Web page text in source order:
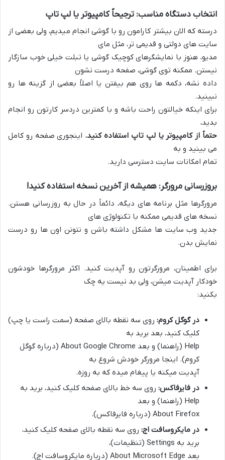
انتخاب دستگاه مناسب: ترجیحاً کامپیوتر یا لپ تاپ
درسته که الان بیشتر کارامون رو با گوشی انجام میدیم، ولی بعضی از
سایت های دولتی و قدیمی تر، مثل مای
مدیو، هنوز با نمایشگرهای کوچیک گوشی یا تبلت خیلی خوب سازگار
نیستن. ممکنه توی گوشی، صفحه درست نشون
داده نشه، دکمه ها روی هم بیفتن یا اصلاً بعضی از گزینه ها رو
نبینید.
برای اینکه خیالتون راحت باشه و با کمترین دردسر کارتون رو انجام
بدید،
حتماً از کامپیوتر یا لپ تاپ استفاده کنید. اینجوری صفحه رو کامل
می بینید و به
تمام امکانات سایت دسترسی دارید.
بروزرسانی مرورگر: همیشه از آخرین نسخه استفاده کنید!
مرورگرها مثل برنامه های دیگه، دائماً در حال به روزرسانی هستن.
نسخه های قدیمی ممکنه با تکنولوژی های
جدید وب سایت ها مشکل داشته باشن و نتونن اون ها رو درست
نمایش بدن.
برای اطمینان، مرورگرتون رو آپدیت کنید. اکثر مرورگرها خودشون
خودکار آپدیت میشن، ولی بد نیست یه چک
بکنید:
در گوگل کروم: روی سه نقطه بالای صفحه (سمت راست یا چپ)
کلیک کنید، بعد برید به
Help (راهنما) و بعد About Google Chrome (درباره گوگل
کروم). اینجا مرورگر خودش شروع به
آپدیت میکنه یا پیغام میده که به روزه.
در فایرفاکس: روی سه خط بالای صفحه کلیک کنید، برید به
Help (راهنما) و بعد
About Firefox (درباره فایرفاکس).
در مایکروسافت اج: روی سه نقطه بالای صفحه کلیک کنید،
برید به Settings (تنظیمات)،
بعد About Microsoft Edge (درباره مایکروسافت اج).